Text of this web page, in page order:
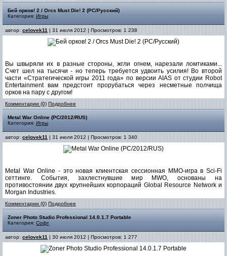
Бей орков! 2 / Orcs Must Die! 2 (PC/Русский)
Категория: Игры
автор: celovek11 | 31 июля 2012 | Просмотров: 1 238
Вы швыряли их в разные стороны, жгли огнем, нарезали ломтиками...
Счет шел на тысячи - но теперь требуется удвоить усилия! Во второй
части «Стратегической игры 2011 года» по версии AIAS от студии Robot
Entertainment вам предстоит прорубаться через несметные полчища
орков на пару с другом!
Комментарии (0) Подробнее
Metal War Online (PC/2012/RUS)
Категория: Игры
автор: celovek11 | 31 июля 2012 | Просмотров: 1 340
Metal War Online - это новая клиентская сессионная MMO-игра в Sci-Fi
сеттинге. Cобытия, захлестнувшие мир MWO, основаны на
противостоянии двух крупнейших корпораций Global Resource Network и
Morgan Industries.
Комментарии (0) Подробнее
Zoner Photo Studio Professional 14.0.1.7 Portable
Категория: Софт
автор: celovek11 | 30 июля 2012 | Просмотров: 1 277